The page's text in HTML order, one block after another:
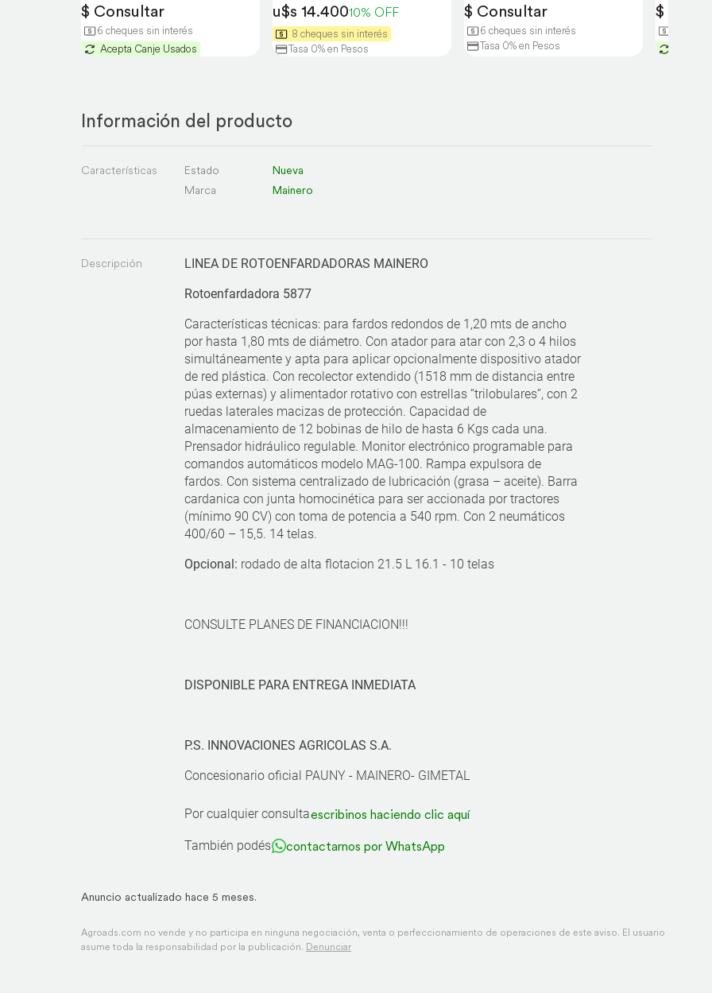
$ Consultar
6 cheques sin interés
Acepta Canje Usados
u$s 14.40010% OFF
8 cheques sin interés
Tasa 0% en Pesos
$ Consultar
6 cheques sin interés
Tasa 0% en Pesos
$
Información del producto
Características Estado
Nueva
Marca
Mainero
Descripción
LINEA DE ROTOENFARDADORAS MAINERO
Rotoenfardadora 5877
Características técnicas: para fardos redondos de 1,20 mts de ancho
por hasta 1,80 mts de diámetro. Con atador para atar con 2,3 o 4 hilos
simultáneamente y apta para aplicar opcionalmente dispositivo atador
de red plástica. Con recolector extendido (1518 mm de distancia entre
púas externas) y alimentador rotativo con estrellas “trilobulares”, con 2
ruedas laterales macizas de protección. Capacidad de
almacenamiento de 12 bobinas de hilo de hasta 6 Kgs cada una.
Prensador hidráulico regulable. Monitor electrónico programable para
comandos automáticos modelo MAG-100. Rampa expulsora de
fardos. Con sistema centralizado de lubricación (grasa – aceite). Barra
cardanica con junta homocinética para ser accionada por tractores
(mínimo 90 CV) con toma de potencia a 540 rpm. Con 2 neumáticos
400/60 – 15,5. 14 telas.
Opcional: rodado de alta flotacion 21.5 L 16.1 - 10 telas
CONSULTE PLANES DE FINANCIACION!!!
DISPONIBLE PARA ENTREGA INMEDIATA
P.S. INNOVACIONES AGRICOLAS S.A.
Concesionario oficial PAUNY - MAINERO- GIMETAL
Por cualquier consultaescribinos haciendo clic aquí
También podés contactarnos por WhatsApp
Anuncio actualizado hace 5 meses.
Agroads.com no vende y no participa en ninguna negociación, venta o perfeccionamiento de operaciones de este aviso. El usuario
asume toda la responsabilidad por la publicación. Denunciar